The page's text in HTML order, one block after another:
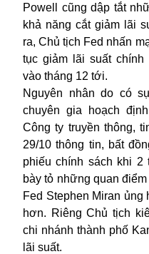
Powell cũng dập tắt
khả năng cắt giảm lãi
ra, Chủ tịch Fed nhấn
tục giảm lãi suất chính
vào tháng 12 tới.
Nguyên nhân do có
chuyên gia hoạch
Công ty truyền thông,
29/10 thông tin, bất
phiếu chính sách khi 2
bày tỏ những quan
Fed Stephen Miran ủng
hơn. Riêng Chủ tịch
chi nhánh thành phố
lãi suất.